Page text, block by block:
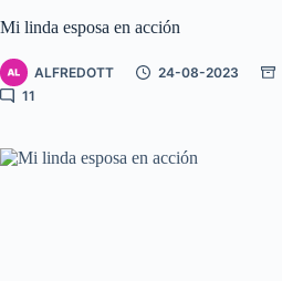
Mi linda esposa en acción
ALFREDOTT 24-08-2023
11